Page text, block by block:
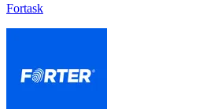
Fortask